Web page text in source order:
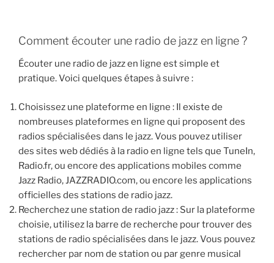
Comment écouter une radio de jazz en ligne ?
Écouter une radio de jazz en ligne est simple et
pratique. Voici quelques étapes à suivre :
Choisissez une plateforme en ligne : Il existe de
nombreuses plateformes en ligne qui proposent des
radios spécialisées dans le jazz. Vous pouvez utiliser
des sites web dédiés à la radio en ligne tels que TuneIn,
Radio.fr, ou encore des applications mobiles comme
Jazz Radio, JAZZRADIO.com, ou encore les applications
officielles des stations de radio jazz.
Recherchez une station de radio jazz : Sur la plateforme
choisie, utilisez la barre de recherche pour trouver des
stations de radio spécialisées dans le jazz. Vous pouvez
rechercher par nom de station ou par genre musical